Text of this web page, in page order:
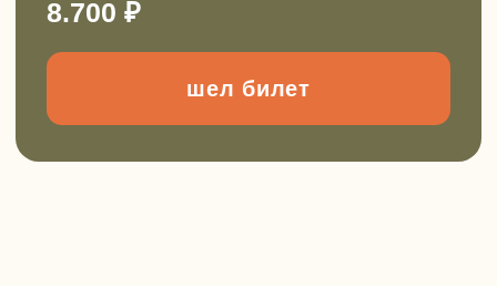
Рассказываем про развитие детей
через походы, делимся кейсами из
сложные темы воспитания детей. Все,
наших каналах.